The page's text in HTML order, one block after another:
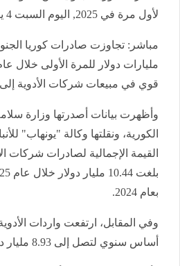
لأول مرة في 2025, اليوم السبت 4 يوليو 2026 12:29 مساءً
قوي في مبيعات شركات الأدوية إلى
وأظهرت بيانات أصدرتها وزارة سلامة
الكورية، ونقلتها وكالة "يونهاب"
القيمة الإجمالية لصادرات شركات
بعام 2024.
أساس سنوي لتصل إلى 8.93 مليار دولار.